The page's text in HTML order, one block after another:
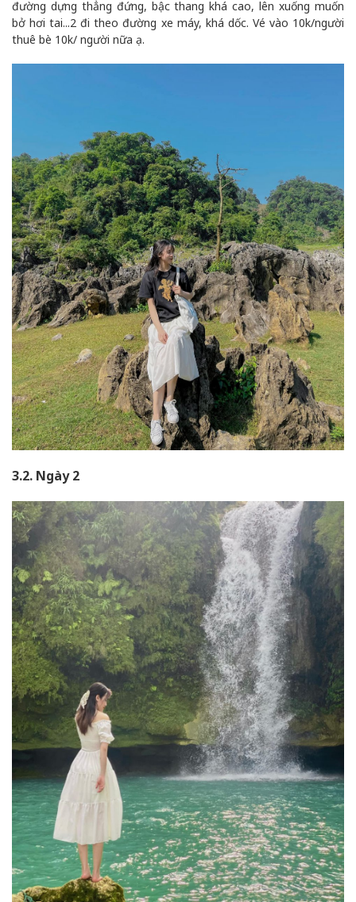
đường dựng thẳng đứng, bậc thang khá cao, lên xuống muốn
bở hơi tai...2 đi theo đường xe máy, khá dốc. Vé vào 10k/người
thuê bè 10k/ người nữa ạ.
3.2. Ngày 2